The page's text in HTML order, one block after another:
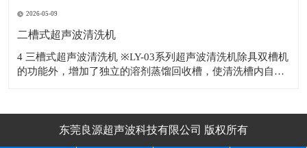
独立的防水结构，可以根据清洗槽的尺寸和清洗工艺要求，
灵活地安装于槽体底部或侧壁，甚至多块
2026-05-09
二槽式超声波清洗机
4 三槽式超声波清洗机 ※LY-03系列超声波清洗机除具双槽机
的功能外，增加了独立的溶剂蒸馏回收槽，使清洗槽内自动
东莞良源超声波科技有限公司 版权所有